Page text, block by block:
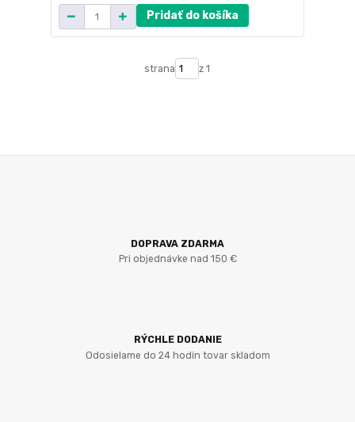
Pridať do košíka
strana z 1
DOPRAVA ZDARMA
Pri objednávke nad 150 €
RÝCHLE DODANIE
Odosielame do 24 hodín tovar skladom